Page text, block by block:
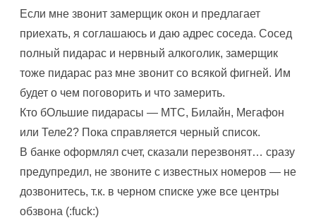
Если мне звонит замерщик окон и предлагает
приехать, я соглашаюсь и даю адрес соседа. Сосед
полный пидарас и нервный алкоголик, замерщик
тоже пидарас раз мне звонит со всякой фигней. Им
будет о чем поговорить и что замерить.
Кто бОльшие пидарасы — МТС, Билайн, Мегафон
или Теле2? Пока справляется черный список.
В банке оформлял счет, сказали перезвонят… сразу
предупредил, не звоните с известных номеров — не
дозвонитесь, т.к. в черном списке уже все центры
обзвона (:fuck:)